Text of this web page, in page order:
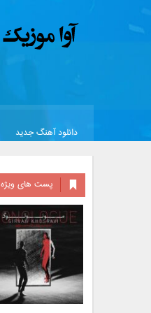
دانلود آهنگ جدید
پست های ویژه